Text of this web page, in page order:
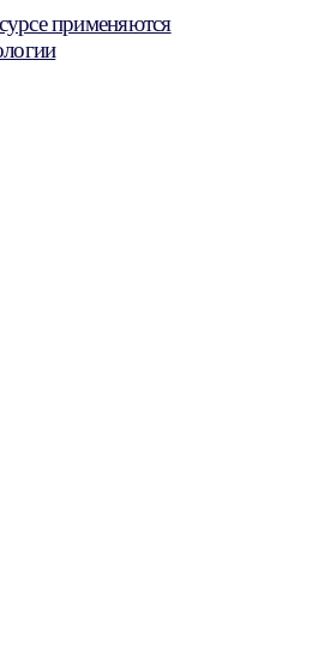
применяются